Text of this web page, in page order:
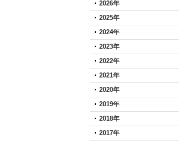
2026年
2025年
2024年
2023年
2022年
2021年
2020年
2019年
2018年
2017年